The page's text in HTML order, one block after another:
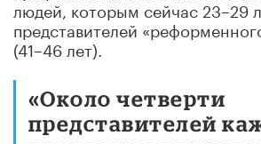
людей, которым сейчас 23–29
представителей
(41–46 лет).
«Около четверти
представителей